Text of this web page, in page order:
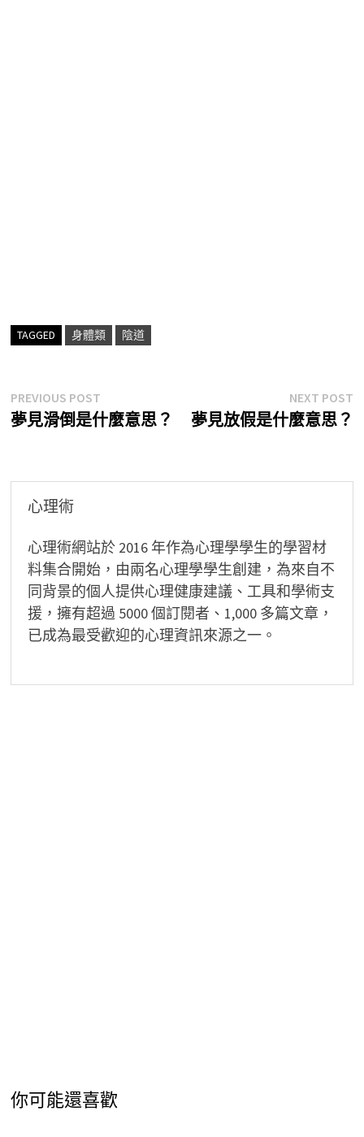
TAGGED 身體類 陰道
文
章
覽
PREVIOUS POSTPrevious
post:
夢見滑倒是什麼意思？
NEXT POST
夢見放假是什麼意思？
心理術
心理術網站於 2016 年作為心理學學生的學習材
料集合開始，由兩名心理學學生創建，為來自不
同背景的個人提供心理健康建議、工具和學術支
援，擁有超過 5000 個訂閱者、1,000 多篇文章，
已成為最受歡迎的心理資訊來源之一。
你可能還喜歡